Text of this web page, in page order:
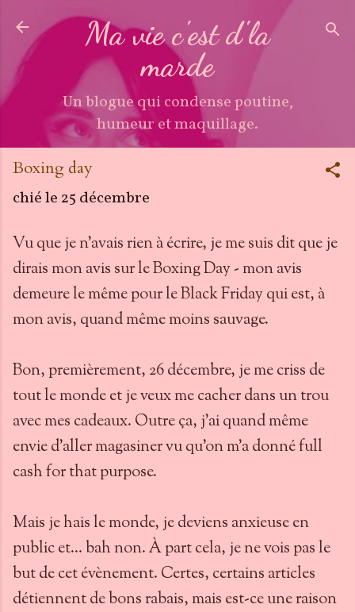
Accéder au contenu principal
Ma vie c'est d'la
marde
Un blogue qui condense poutine,
humeur et maquillage.
Boxing day
chié le25 décembre
Vu que je n'avais rien à écrire, je me suis dit que je
dirais mon avis sur le Boxing Day - mon avis
demeure le même pour le Black Friday qui est, à
mon avis, quand même moins sauvage.
Bon, premièrement, 26 décembre, je me criss de
tout le monde et je veux me cacher dans un trou
avec mes cadeaux. Outre ça, j'ai quand même
envie d'aller magasiner vu qu'on m'a donné full
cash for that purpose.
Mais je hais le monde, je deviens anxieuse en
public et... bah non. À part cela, je ne vois pas le
but de cet évènement. Certes, certains articles
détiennent de bons rabais, mais est-ce une raison